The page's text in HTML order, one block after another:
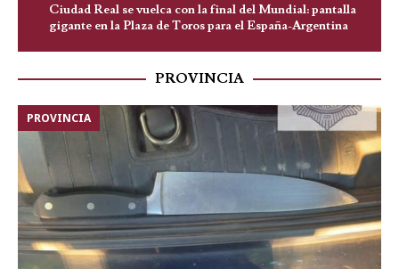
Ciudad Real se vuelca con la final del Mundial: pantalla
gigante en la Plaza de Toros para el España-Argentina
PROVINCIA
PROVINCIA